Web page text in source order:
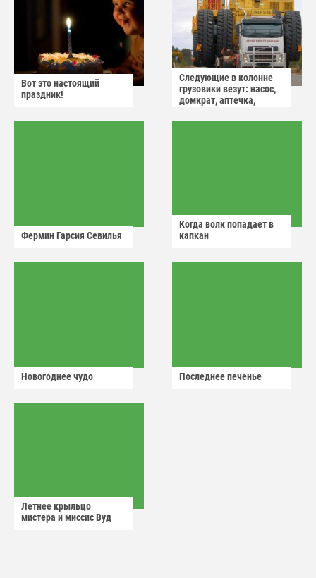
Вот это настоящий
праздник!
Следующие в колонне
грузовики везут: насос,
домкрат, аптечка,
Фермин Гарсия Севилья
Когда волк попадает в
капкан
Новогоднее чудо Последнее печенье
Летнее крыльцо
мистера и миссис Вуд